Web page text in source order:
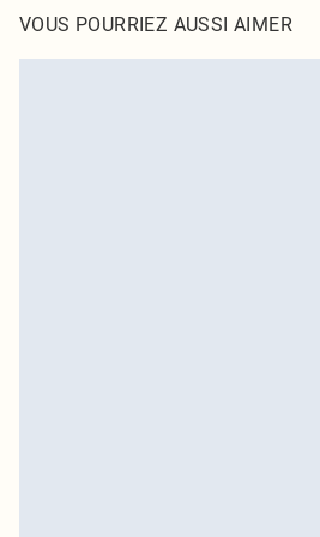
également être
VOUS POURRIEZ AUSSI AIMER